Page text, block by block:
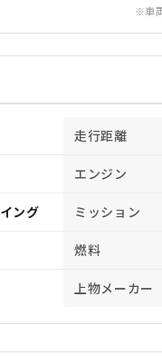
※車
走行距離
エンジン
ング ミッション
燃料
上物メーカー